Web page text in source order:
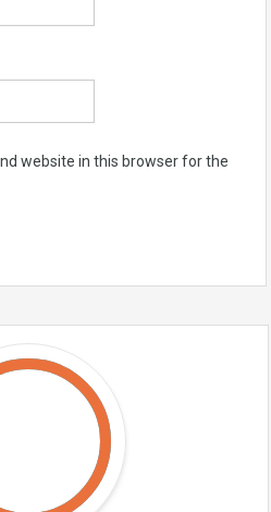
website in this browser for the